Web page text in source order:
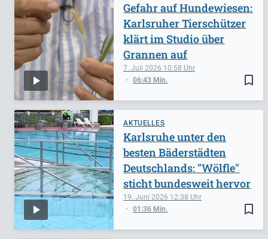
bookmark_border
7. Juli 2026 10:58
06:43 Min.
Gefahr auf Hundewiesen:
Karlsruher Tierschützer
klärt im Studio über
Grannen auf
AKTUELLES
bookmark_border
19. Juni 2026 12:38
01:36 Min.
Karlsruhe unter den
besten Bäderstädten
Deutschlands: "Wölfle"
sticht bundesweit hervor